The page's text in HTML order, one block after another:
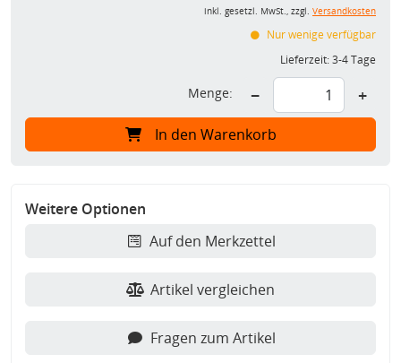
inkl. gesetzl. MwSt., zzgl. Versandkosten
Nur wenige verfügbar
Lieferzeit:3-4 Tage
Menge: − +
In den Warenkorb
Weitere Optionen
Auf den Merkzettel
Artikel vergleichen
Fragen zum Artikel